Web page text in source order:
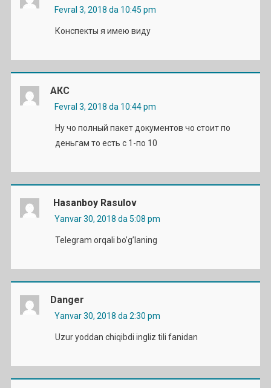
Fevral 3, 2018 da 10:45 pm
Конспекты я имею виду
АКС
Fevral 3, 2018 da 10:44 pm
Ну чо полный пакет документов чо стоит по
деньгам то есть с 1-по 10
Hasanboy Rasulov
Yanvar 30, 2018 da 5:08 pm
Telegram orqali bo’g’laning
Danger
Yanvar 30, 2018 da 2:30 pm
Uzur yoddan chiqibdi ingliz tili fanidan